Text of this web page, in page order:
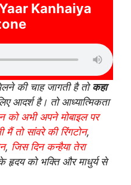
Kanhaiya
की चाह जागती है तोकहा
आदर्श है। तो आध्यात्मिकता
को अभी अपने मोबाइल पर
मैं तो सांवरे की रिंगटोन,
, जिस दिन कन्हैया तेरा
को भक्ति और माधुर्य से